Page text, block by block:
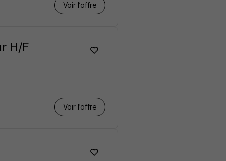
Voir l’offre
H/F
Voir l’offre